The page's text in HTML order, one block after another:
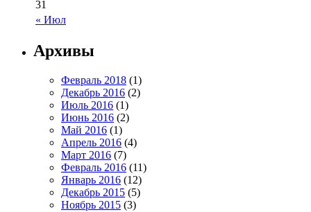
« Июл
31
Архивы
Февраль 2018 (1)
Декабрь 2016 (2)
Июль 2016 (1)
Июнь 2016 (2)
Май 2016 (1)
Апрель 2016 (4)
Март 2016 (7)
Февраль 2016 (11)
Январь 2016 (12)
Декабрь 2015 (5)
Ноябрь 2015 (3)